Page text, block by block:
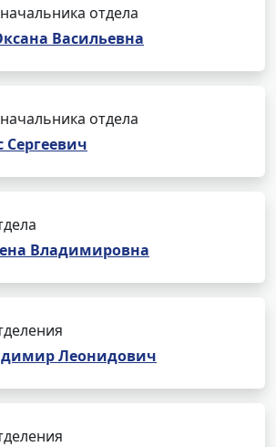
отдела
Васильевна
отдела
Владимировна
Леонидович